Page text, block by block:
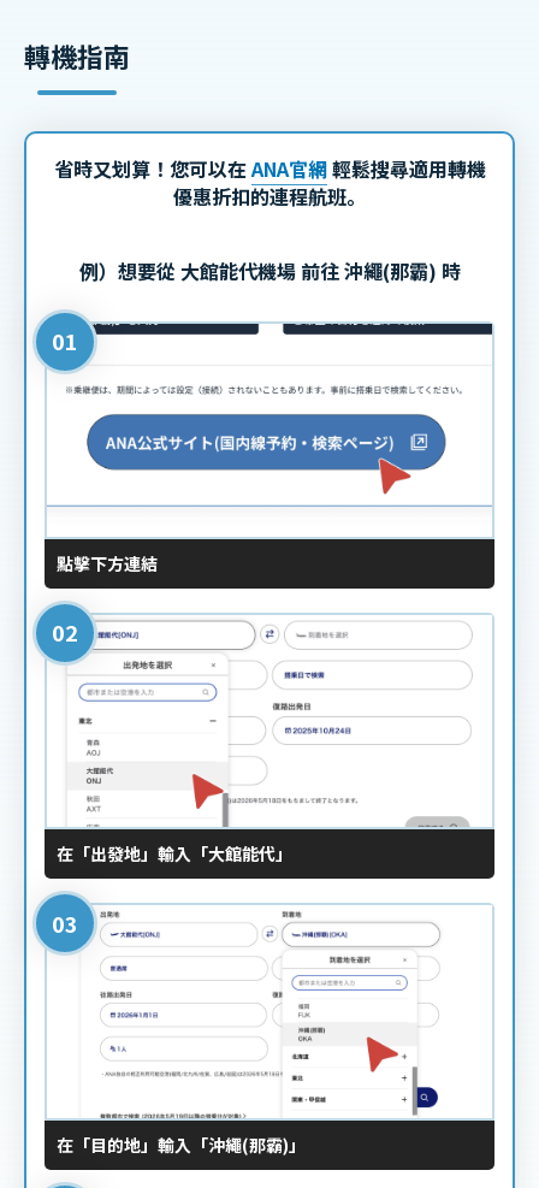
轉機指南
省時又划算！您可以在ANA官網輕鬆搜尋適用轉機
優惠折扣的連程航班。
例）想要從 大館能代機場 前往 沖繩(那霸) 時
點擊下方連結
在「出發地」輸入「大館能代」
在「目的地」輸入「沖繩(那霸)」